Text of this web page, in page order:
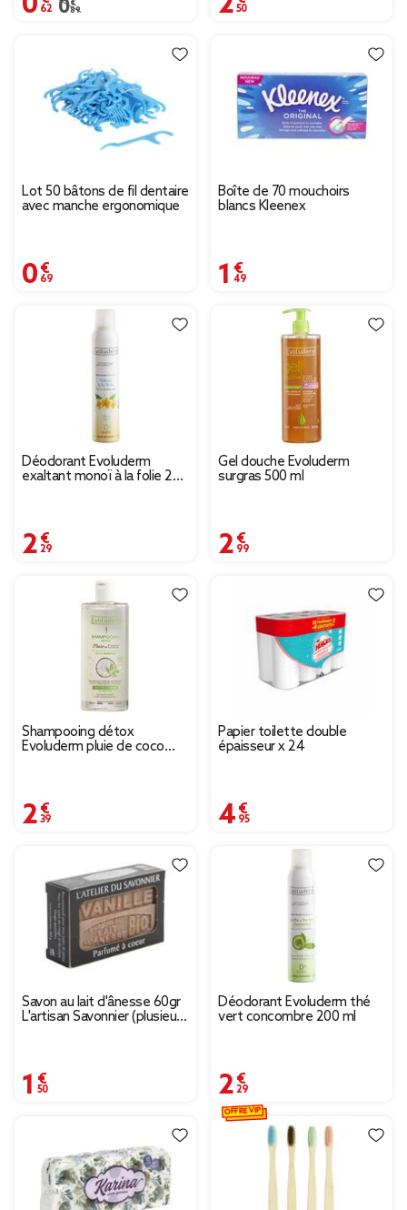
Prix remisé de 0,89 € à 0,62 €
0,89 €
Lot 50 bâtons de fil dentaire
avec manche ergonomique
0,69 €
Boîte de 70 mouchoirs
blancs Kleenex
1,49 €
Déodorant Evoluderm
exaltant monoï à la folie 200
2,29 €
Gel douche Evoluderm
surgras 500 ml
2,99 €
Shampooing détox
Evoluderm pluie de coco
2,39 €
Papier toilette double
épaisseur x 24
4,95 €
Savon au lait d'ânesse 60gr
L'artisan Savonnier (plusieurs
1,50 €
Déodorant Evoluderm thé
vert concombre 200 ml
2,29 €
OFFRE VIP